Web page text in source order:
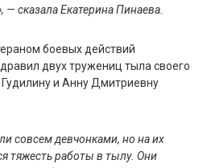
— сказала Екатерина Пинаева.
боевых действий
двух тружениц тыла своего
и Анну Дмитриевну
совсем девчонками, но на их
тяжесть работы в тылу. Они